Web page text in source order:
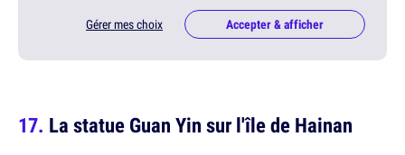
Gérer mes choix Accepter & afficher
La statue Guan Yin sur l'île de Hainan